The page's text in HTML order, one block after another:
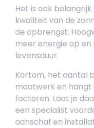
Het is ook
kwaliteit van de
de opbrengst.
meer energie op
levensduur.
Kortom, het aantal
maatwerk en hangt
factoren. Laat je
een specialist
aanschaf en